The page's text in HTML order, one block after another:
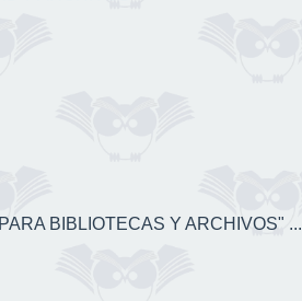
BIBLIOTECAS Y ARCHIVOS" ...